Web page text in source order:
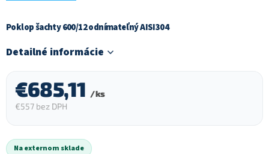
Poklop šachty 600/12 odnímateľný AISI304
Detailné informácie
€685,11 / ks
€557 bez DPH
Na externom sklade